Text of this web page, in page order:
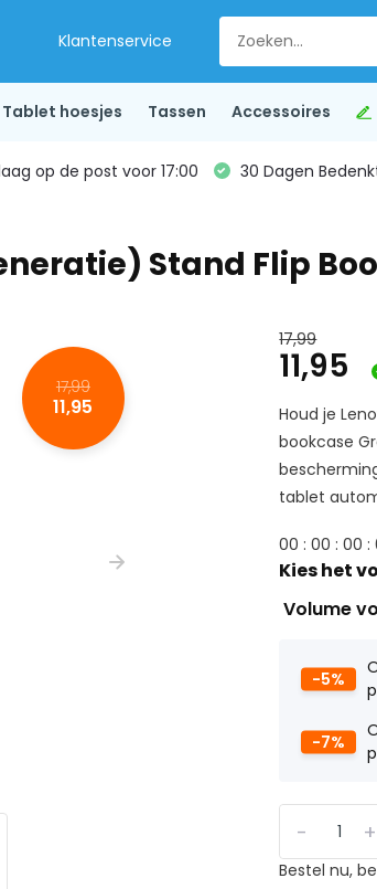
Klantenservice
Tablet hoesjes Tassen Accessoires
op de post voor 17:00
30 Dagen
Stand Flip
17,99
11,95
17,99
11,95
Houd je
bookcase
tablet
00 :00 :00 :
Kies het
Volume
-5%
-7%
+
-
Bestel nu,